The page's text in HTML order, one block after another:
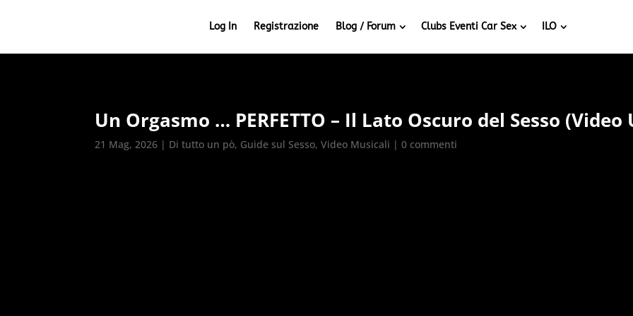
Log In Registrazione Blog / Forum Clubs Eventi Car Sex ILO
Un Orgasmo … PERFETTO – Il Lato Oscuro del Sesso
21 Mag, 2026 | Di tutto un pò, Guide sul Sesso,Video Musicali |0 commenti